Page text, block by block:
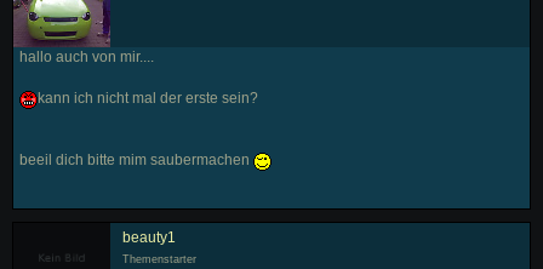
hallo auch von mir....
kann ich nicht mal der erste sein?
beeil dich bitte mim saubermachen
beauty1
Themenstarter